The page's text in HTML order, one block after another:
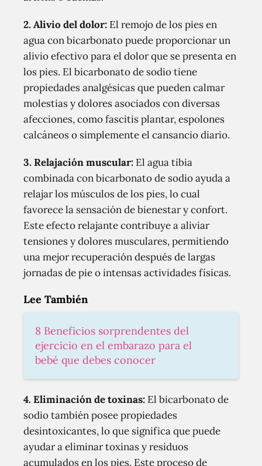
2.Alivio del dolor: El remojo de los pies en
agua con bicarbonato puede proporcionar un
alivio efectivo para el dolor que se presenta en
los pies. El bicarbonato de sodio tiene
propiedades analgésicas que pueden calmar
molestias y dolores asociados con diversas
afecciones, como fascitis plantar, espolones
calcáneos o simplemente el cansancio diario.
3.Relajación muscular: El agua tibia
combinada con bicarbonato de sodio ayuda a
relajar los músculos de los pies, lo cual
favorece la sensación de bienestar y confort.
Este efecto relajante contribuye a aliviar
tensiones y dolores musculares, permitiendo
una mejor recuperación después de largas
jornadas de pie o intensas actividades físicas.
Lee También
8 Beneficios sorprendentes del
ejercicio en el embarazo para el
bebé que debes conocer
4.Eliminación de toxinas: El bicarbonato de
sodio también posee propiedades
desintoxicantes, lo que significa que puede
ayudar a eliminar toxinas y residuos
acumulados en los pies. Este proceso de